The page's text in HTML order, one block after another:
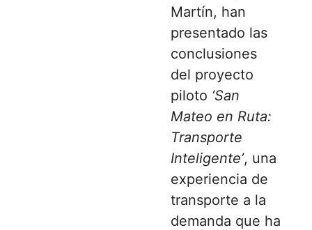
Martín, han
presentado las
conclusiones
del proyecto
piloto ‘San
Mateo en Ruta:
Transporte
Inteligente’, una
experiencia de
transporte a la
demanda que ha